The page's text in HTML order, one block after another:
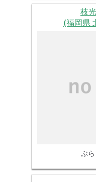
枝
(福岡県
ぶ